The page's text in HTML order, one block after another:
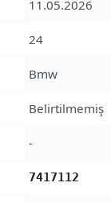
11.05.2026
24
Bmw
Belirtilmemiş
-
7417112